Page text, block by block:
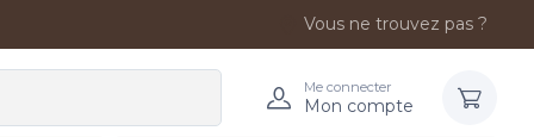
Vous ne trouvez pas ?
Me connecter
Mon compte